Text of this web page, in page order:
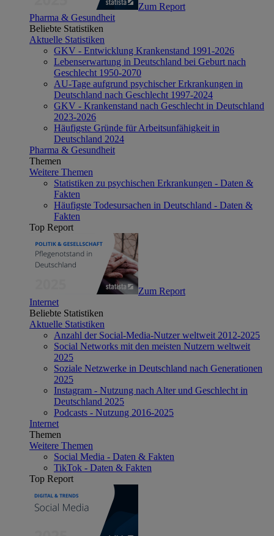
Zum Report
Pharma & Gesundheit
Beliebte Statistiken
Aktuelle Statistiken
GKV - Entwicklung Krankenstand 1991-2026
Lebenserwartung in Deutschland bei Geburt nach
Geschlecht 1950-2070
AU-Tage aufgrund psychischer Erkrankungen in
Deutschland nach Geschlecht 1997-2024
GKV - Krankenstand nach Geschlecht in Deutschland
2023-2026
Häufigste Gründe für Arbeitsunfähigkeit in
Deutschland 2024
Pharma & Gesundheit
Themen
Weitere Themen
Statistiken zu psychischen Erkrankungen - Daten &
Fakten
Häufigste Todesursachen in Deutschland - Daten &
Fakten
Top Report
Zum Report
Internet
Beliebte Statistiken
Aktuelle Statistiken
Anzahl der Social-Media-Nutzer weltweit 2012-2025
Social Networks mit den meisten Nutzern weltweit
2025
Soziale Netzwerke in Deutschland nach Generationen
2025
Instagram - Nutzung nach Alter und Geschlecht in
Deutschland 2025
Podcasts - Nutzung 2016-2025
Internet
Themen
Weitere Themen
Social Media - Daten & Fakten
TikTok - Daten & Fakten
Top Report